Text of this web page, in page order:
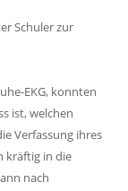
Schuler zur
EKG, konnten
ist, welchen
Verfassung ihres
kräftig in die
nach